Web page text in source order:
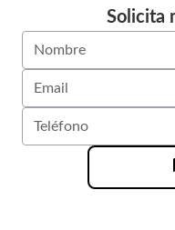
Solicita